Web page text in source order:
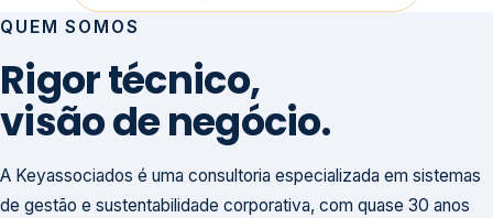
QUEM SOMOS
Rigor técnico,
visão de negócio.
A Keyassociados é uma consultoria especializada em sistemas
de gestão e sustentabilidade corporativa, com quase 30 anos